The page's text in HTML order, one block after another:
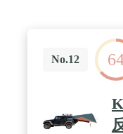
No.12